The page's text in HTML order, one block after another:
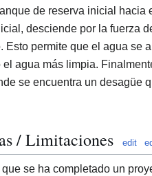
de reserva inicial hacia
desciende por la fuerza
Esto permite que el agua se
el agua más limpia.
se encuentra un desagüe
/ Limitaciones edit
que se ha completado un